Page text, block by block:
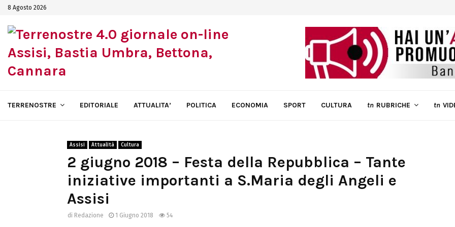
8 Agosto 2026
TERRENOSTRE EDITORIALE ATTUALITA’ POLITICA ECONOMIA SPORT CULTURA tn RUBRICHE tn
Assisi Attualità Cultura
2 giugno 2018 – Festa della Repubblica – Tante
iniziative importanti a S.Maria degli Angeli e
Assisi
di Redazione 1 Giugno 2018 54